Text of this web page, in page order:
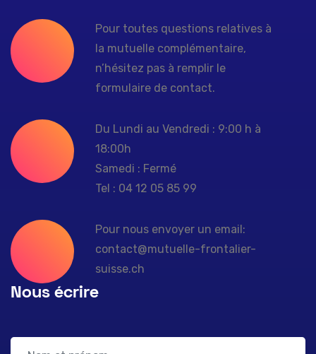
Pour toutes questions relatives à
la mutuelle complémentaire,
n’hésitez pas à remplir le
formulaire de contact.
Du Lundi au Vendredi : 9:00 h à
18:00h
Samedi : Fermé
Tel : 04 12 05 85 99
Pour nous envoyer un email:
contact@mutuelle-frontalier-
suisse.ch
Nous écrire